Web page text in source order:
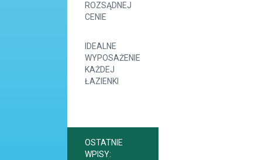
ROZSĄDNEJ
CENIE
IDEALNE
WYPOSAŻENIE
KAŻDEJ
ŁAZIENKI
OSTATNIE
WPISY: